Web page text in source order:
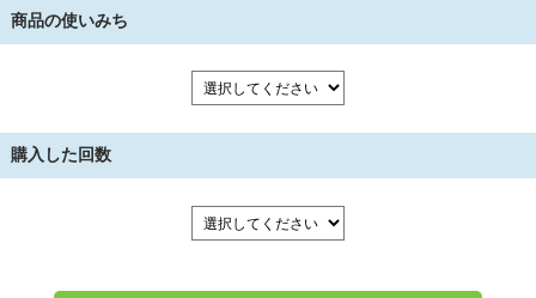
商品の使いみち
購入した回数